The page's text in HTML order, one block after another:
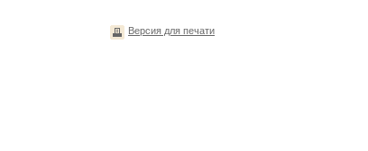
Версия для печати